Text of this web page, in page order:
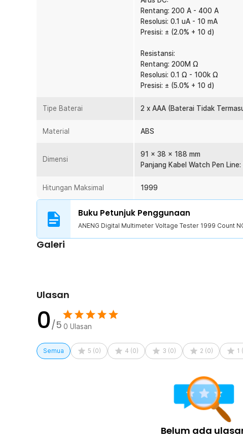
Fitur NCV (Non-Contact Voltage) pada ANENG SZ305
adanya tegangan listrik tanpa menyentuh langsung kabel
Fitur ini sangat berguna untuk memastikan keamanan
kelistrikan rumah tangga atau industri kecil.
Sebagai perangkat portabel, SZ305 hanya membutuhkan
lama tanpa perlu sering mengganti baterai. Tidak perlu
Rincian yang Anda dapatkan untuk pembelian produk ini:
1 x Watch Pen Line
Rentang: 200 A - 400 A
Resolusi: 0.1 uA - 10 mA
Presisi: ± (2.0% + 10 d)
Resistansi:
Rentang: 200M Ω
Resolusi: 0.1 Ω - 100k Ω
Presisi: ± (5.0% + 10 d)
Tipe Baterai 2 x AAA (Baterai Tidak
Material ABS
Dimensi
91 x 38 x 188 mm
Panjang Kabel Watch Pen
Hitungan Maksimal 1999
Buku Petunjuk Penggunaan
ANENG Digital Multimeter Voltage Tester 1999 Count
Galeri
Ulasan
0/5 0 Ulasan
Semua 5 (0) 4 (0) 3 (0) 2 (0) 1 (
Belum ada